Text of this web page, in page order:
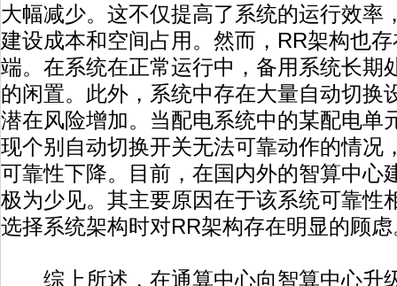
大幅减少。这不仅提高了系统的运行效率
建设成本和空间占用。然而，RR架构也
端。在系统在正常运行中，备用系统长期
的闲置。此外，系统中存在大量自动切换
潜在风险增加。当配电系统中的某配电单
现个别自动切换开关无法可靠动作的情况
可靠性下降。目前，在国内外的智算中心
极为少见。其主要原因在于该系统可靠性
选择系统架构时对RR架构存在明显的顾
综上所述，在通算中心向智算中心升